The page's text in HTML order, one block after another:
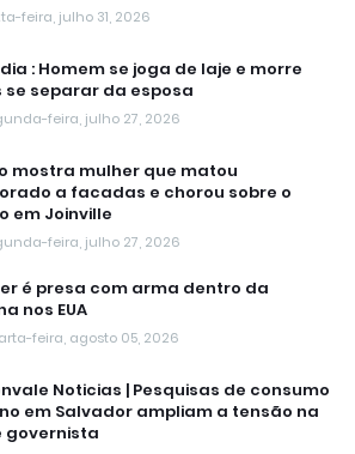
feira, julho 31, 2026
: Homem se joga de laje e morre
se separar da esposa
feira, julho 27, 2026
mostra mulher que matou
a facadas e chorou sobre o
em Joinville
feira, julho 27, 2026
é presa com arma dentro da
nos EUA
feira, agosto 05, 2026
Noticias | Pesquisas de consumo
em Salvador ampliam a tensão na
governista